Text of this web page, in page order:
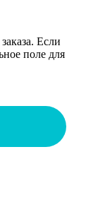
Если
поле для